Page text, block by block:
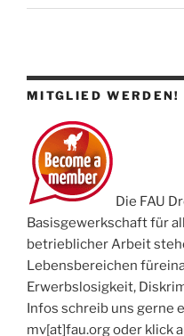
MITGLIED WERDEN!
Die FAU
Basisgewerkschaft für
betrieblicher Arbeit
Lebensbereichen
Erwerbslosigkeit,
Infos schreib uns gerne
mv[at]fau.org oder klick